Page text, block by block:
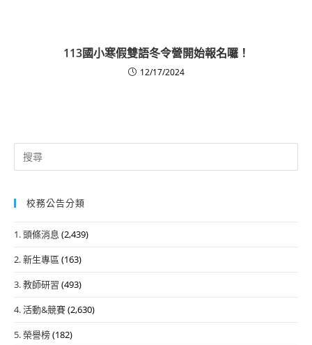
113國小寒假雙語冬令營開始報名囉！
12/17/2024
Search
for:
校務公告分類
1. 頭條消息 (2,439)
2. 新生專區 (163)
3. 教師研習 (493)
4. 活動&競賽(2,630)
5. 榮譽榜(182)